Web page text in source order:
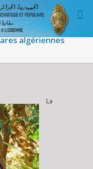
algériennes
La